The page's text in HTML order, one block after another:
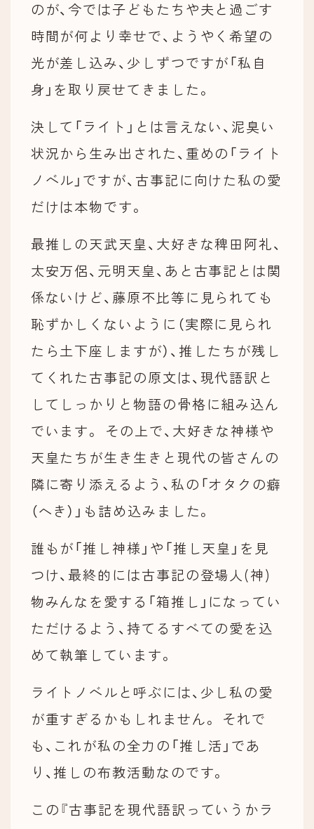
のが、今では子どもたちや夫と過ごす
時間が何より幸せで、ようやく希望の
光が差し込み、少しずつですが「私自
身」を取り戻せてきました。
決して「ライト」とは言えない、泥臭い
状況から生み出された、重めの「ライト
ノベル」ですが、古事記に向けた私の愛
だけは本物です。
最推しの天武天皇、大好きな稗田阿礼、
太安万侶、元明天皇、あと古事記とは関
係ないけど、藤原不比等に見られても
恥ずかしくないように（実際に見られ
たら土下座しますが）、推したちが残し
てくれた古事記の原文は、現代語訳と
してしっかりと物語の骨格に組み込ん
でいます。 その上で、大好きな神様や
天皇たちが生き生きと現代の皆さんの
隣に寄り添えるよう、私の「オタクの癖
（へき）」も詰め込みました。
誰もが「推し神様」や「推し天皇」を見
つけ、最終的には古事記の登場人(神)
物みんなを愛する「箱推し」になってい
ただけるよう、持てるすべての愛を込
めて執筆しています。
ライトノベルと呼ぶには、少し私の愛
が重すぎるかもしれません。 それで
も、これが私の全力の「推し活」であ
り、推しの布教活動なのです。
この『古事記を現代語訳っていうかラ